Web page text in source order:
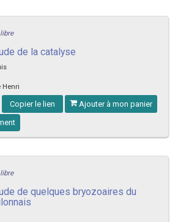
de la catalyse
Henri
Copier le lien Ajouter à mon panier
de quelques bryozoaires du